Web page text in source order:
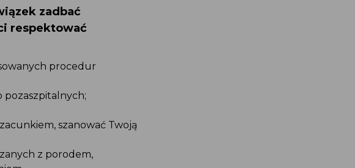
zadbać
respektować
procedur
szanować Twoją
z porodem,